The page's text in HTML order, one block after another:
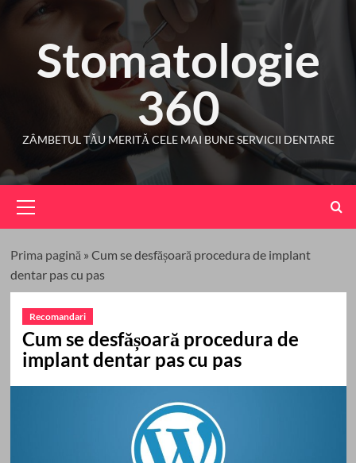
contentStomatologie
360
ZÂMBETUL TĂU MERITĂ CELE MAI BUNE SERVICII DENTARE
Menu
Prima pagină » Cum se desfășoară procedura de implant
dentar pas cu pas
Recomandari
Cum se desfășoară procedura de
implant dentar pas cu pas